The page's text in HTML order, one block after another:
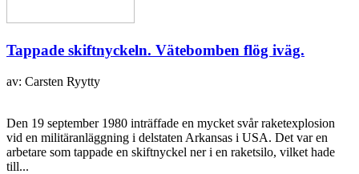
Tappade skiftnyckeln. Vätebomben flög iväg.
av: Carsten Ryytty
Den 19 september 1980 inträffade en mycket svår raketexplosion
vid en militäranläggning i delstaten Arkansas i USA. Det var en
arbetare som tappade en skiftnyckel ner i en raketsilo, vilket hade
till...